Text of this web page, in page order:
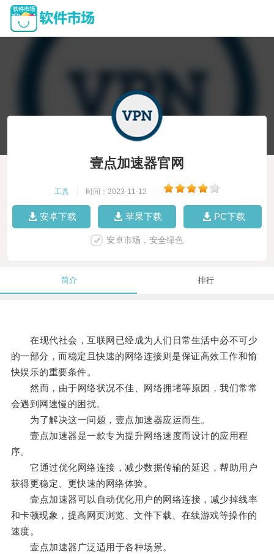
壹点加速器官网
工具 时间：2023-11-12
安卓下载 苹果下载 PC下载
安卓市场，安全绿色
简介 排行
在现代社会，互联网已经成为人们日常生活中必不可少
的一部分，而稳定且快速的网络连接则是保证高效工作和愉
快娱乐的重要条件。
然而，由于网络状况不佳、网络拥堵等原因，我们常常
会遇到网速慢的困扰。
为了解决这一问题，壹点加速器应运而生。
壹点加速器是一款专为提升网络速度而设计的应用程
序。
它通过优化网络连接，减少数据传输的延迟，帮助用户
获得更稳定、更快速的网络体验。
壹点加速器可以自动优化用户的网络连接，减少掉线率
和卡顿现象，提高网页浏览、文件下载、在线游戏等操作的
速度。
壹点加速器广泛适用于各种场景。